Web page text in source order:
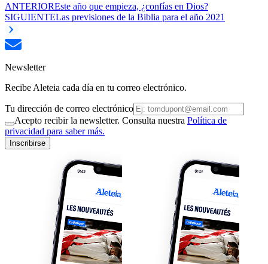
ANTERIOREste año que empieza, ¿confías en Dios?
SIGUIENTELas previsiones de la Biblia para el año 2021
Newsletter
Recibe Aleteia cada día en tu correo electrónico.
Tu dirección de correo electrónico
Acepto recibir la newsletter. Consulta nuestra Política de
privacidad para saber más.
Inscribirse